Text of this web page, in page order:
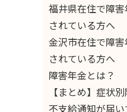
福井県在住で障
されている方へ
金沢市在住で障
されている方へ
障害年金とは？
【まとめ】症状
不支給通知が届